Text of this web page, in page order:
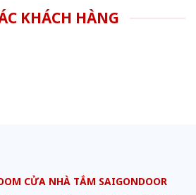
KHÁCH HÀNG
CỬA NHÀ TẮM SAIGONDOOR